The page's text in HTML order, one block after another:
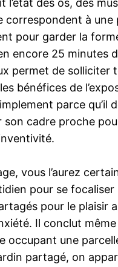
l’état des os, des
correspondent à
pour garder la
encore 25 minutes
permet de solliciter
bénéfices de
parce qu’il
son cadre proche
vous l’aurez
pour se
pour le plaisir
Il conclut
occupant une
partagé, on